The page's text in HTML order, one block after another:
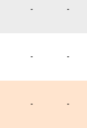
- -
- -
- -